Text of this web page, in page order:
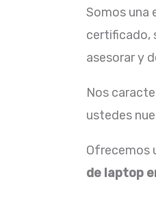
Somos una
certificado,
asesorar y
Nos
ustedes
Ofrecemos
de laptop